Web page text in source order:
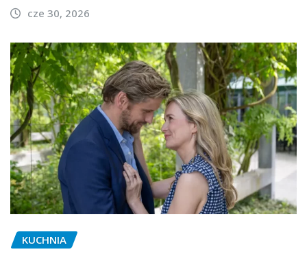
cze 30, 2026
KUCHNIA